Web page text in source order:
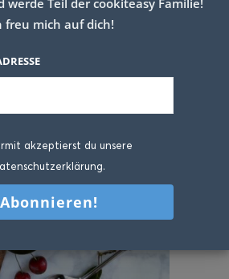
freu mich auf dich!
akzeptierst du unsere